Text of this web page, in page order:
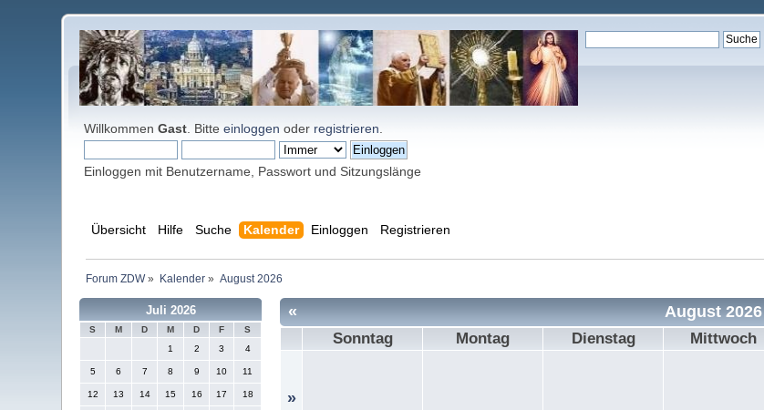
WillkommenGast . Bitteeinloggen oder registrieren
Einloggen mit Benutzername, Passwort und Sitzungslänge
Übersicht Hilfe Suche Kalender Einloggen Registrieren
Forum ZDW» Kalender» August 2026
Juli 2026
S M D M D F
S
1
2 3 4
5 6 7 8 9 10 11
12 13 14 15 16 17 18
« August 2026
Sonntag Montag Dienstag Mittwoch
»